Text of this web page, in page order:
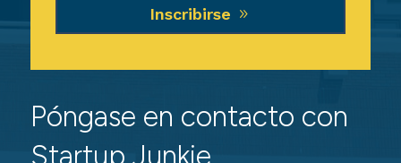
Inscribirse
Póngase en contacto con
Startup Junkie